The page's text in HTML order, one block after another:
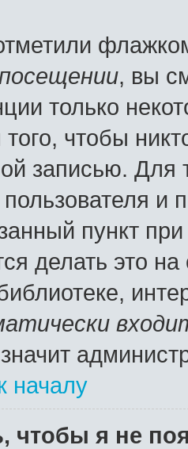
, вы
только
чтобы
записью. Для
пункт
делать это
значит
началу
чтобы я не